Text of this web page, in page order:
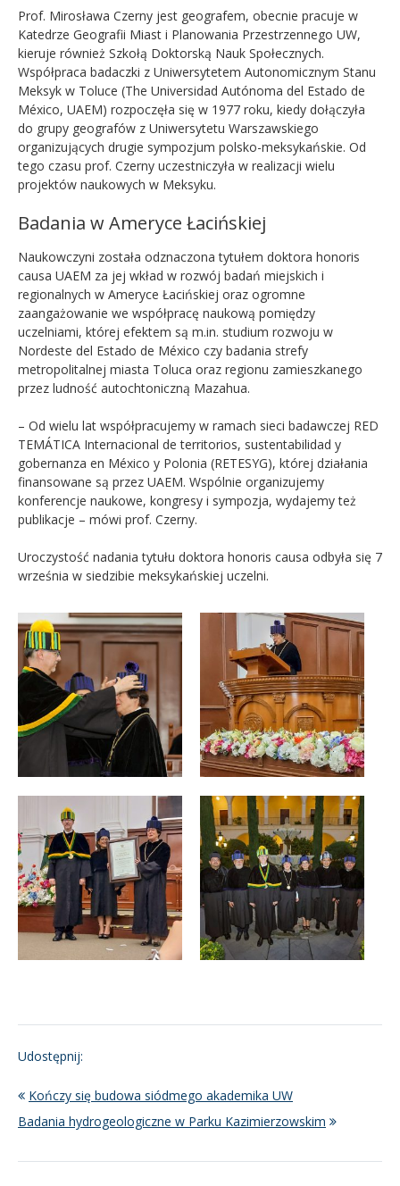
Prof. Mirosława Czerny jest geografem, obecnie pracuje w
Katedrze Geografii Miast i Planowania Przestrzennego UW,
kieruje również Szkołą Doktorską Nauk Społecznych.
Współpraca badaczki z Uniwersytetem Autonomicznym Stanu
Meksyk w Toluce (The Universidad Autónoma del Estado de
México, UAEM) rozpoczęła się w 1977 roku, kiedy dołączyła
do grupy geografów z Uniwersytetu Warszawskiego
organizujących drugie sympozjum polsko-meksykańskie. Od
tego czasu prof. Czerny uczestniczyła w realizacji wielu
projektów naukowych w Meksyku.
Badania w Ameryce Łacińskiej
Naukowczyni została odznaczona tytułem doktora honoris
causa UAEM za jej wkład w rozwój badań miejskich i
regionalnych w Ameryce Łacińskiej oraz ogromne
zaangażowanie we współpracę naukową pomiędzy
uczelniami, której efektem są m.in. studium rozwoju w
Nordeste del Estado de México czy badania strefy
metropolitalnej miasta Toluca oraz regionu zamieszkanego
przez ludność autochtoniczną Mazahua.
– Od wielu lat współpracujemy w ramach sieci badawczej RED
TEMÁTICA Internacional de territorios, sustentabilidad y
gobernanza en México y Polonia (RETESYG), której działania
finansowane są przez UAEM. Wspólnie organizujemy
konferencje naukowe, kongresy i sympozja, wydajemy też
publikacje – mówi prof. Czerny.
Uroczystość nadania tytułu doktora honoris causa odbyła się 7
września w siedzibie meksykańskiej uczelni.
Udostępnij:
Kończy się budowa siódmego akademika UW
Badania hydrogeologiczne w Parku Kazimierzowskim